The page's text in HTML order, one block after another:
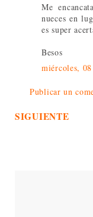
Me
nueces en
es super
Besos
miércoles,
Publicar un
SIGUIENTE